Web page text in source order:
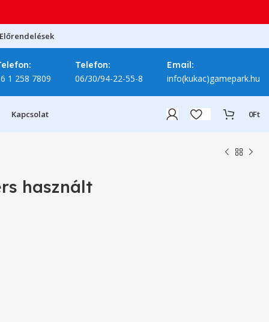
Előrendelések
1 258 7809
Telefon:
06/30/94-22-55-8
Email:
info(kukac)gamepark.hu
Kapcsolat 0Ft
használt